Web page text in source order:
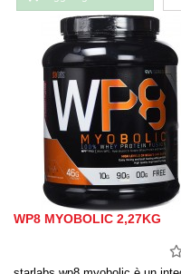
WP8 MYOBOLIC 2,27KG